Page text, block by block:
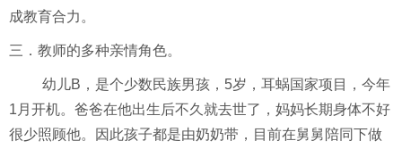
成教育合力。
三．教师的多种亲情角色。
幼儿B ，是个少数民族男孩， 5岁，耳蜗国家项目，今年
1 月开机。爸爸在他出生后不久就去世了，妈妈长期身体不好
很少照顾他。因此孩子都是由奶奶带，目前在舅舅陪同下做